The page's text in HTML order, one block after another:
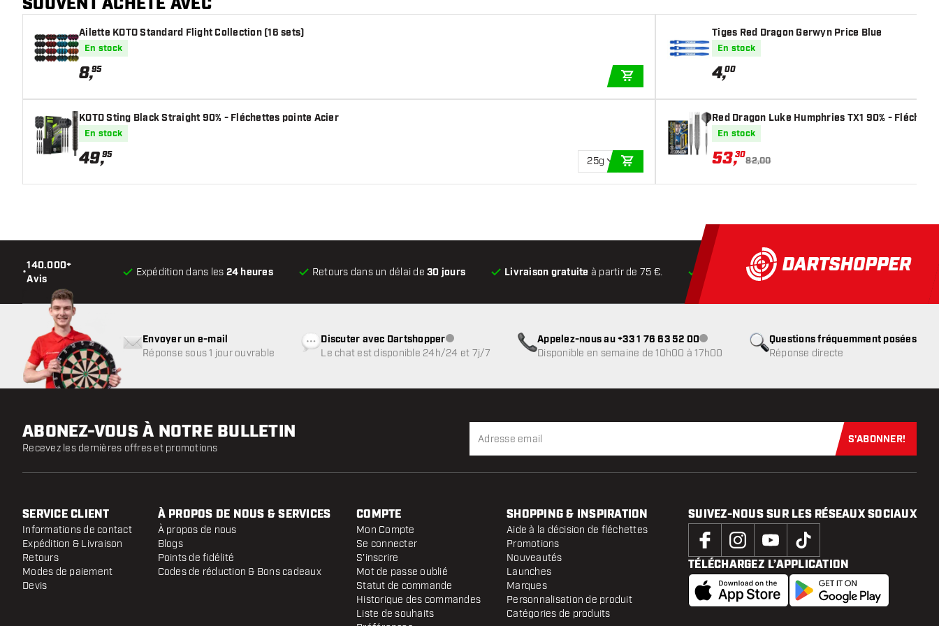
Ailette KOTO Standard Flight Collection (16 sets)
En stock
8,95
AJOUTER AU PANIER
KOTO Sting Black Straight 90% - Fléchettes pointe Acier
En stock
49,95
25g
Tiges Red Dragon Gerwyn Price Blue
En stock
4,00
Red Dragon Luke Humphries TX1 90% -
En stock
53,30
82,00
•
140.000+
Avis
Expédition dans les 24 heures Retours dans un délai de30 jours Livraison gratuite à partir de 75 €. Expédition dans les24 heures Retours
Questions fréquemment posées
Réponse directe
Envoyer un e-mail
Réponse sous 1 jour ouvrable
Discuter avec DartshopperService client indisponible
Le chat est disponible 24h/24 et 7j/7
Appelez-nous au +33 1 76 63 52 00Service client indisponible
Disponible en semaine de 10h00 à 17h00
ABONEZ-VOUS À NOTRE BULLETIN
Recevez les dernières offres et promotions
Abonnez-
S'ABONNER!
SERVICE CLIENT
Informations de contact
Expédition & Livraison
Retours
Modes de paiement
Devis
À PROPOS DE NOUS & SERVICES
À propos de nous
Blogs
Points de fidélité
Codes de réduction & Bons cadeaux
COMPTE
Mon Compte
Se connecter
S'inscrire
Mot de passe oublié
Statut de commande
Historique des commandes
Liste de souhaits
SHOPPING & INSPIRATION
Aide à la décision de fléchettes
Promotions
Nouveautés
Launches
Marques
Personnalisation de produit
Catégories de produits
SUIVEZ-NOUS SUR LES RÉSEAUX SOCIAUX
TÉLÉCHARGEZ L’APPLICATION